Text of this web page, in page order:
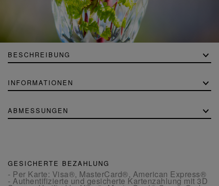
BESCHREIBUNG
INFORMATIONEN
ABMESSUNGEN
GESICHERTE BEZAHLUNG
- Per Karte: Visa®, MasterCard®, American Express®
- Authentifizierte und gesicherte Kartenzahlung mit 3D